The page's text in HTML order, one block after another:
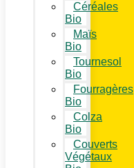
Céréales
Bio
Maïs
Bio
Tournesol
Bio
Fourragères
Bio
Colza
Bio
Couverts
Végétaux